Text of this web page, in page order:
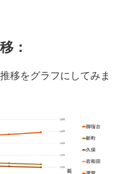
：
移をグラフにしてみま